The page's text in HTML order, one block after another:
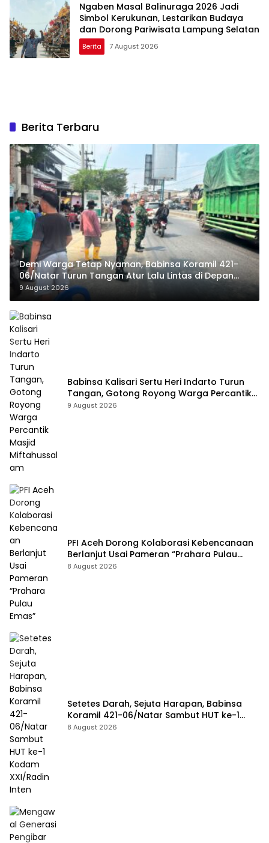
Ngaben Masal Balinuraga 2026 Jadi
Simbol Kerukunan, Lestarikan Budaya
dan Dorong Pariwisata Lampung Selatan
Berita 7 August 2026
Berita Terbaru
Demi Warga Tetap Nyaman, Babinsa Koramil 421-
06/Natar Turun Tangan Atur Lalu Lintas di Depan
Masjid Baiturrohim
9 August 2026
Babinsa Kalisari Sertu Heri Indarto Turun
Tangan, Gotong Royong Warga Percantik
Masjid Miftahussalam
9 August 2026
PFI Aceh Dorong Kolaborasi Kebencanaan
Berlanjut Usai Pameran “Prahara Pulau
Emas”
8 August 2026
Setetes Darah, Sejuta Harapan, Babinsa
Koramil 421-06/Natar Sambut HUT ke-1
Kodam XXI/Radin Inten
8 August 2026